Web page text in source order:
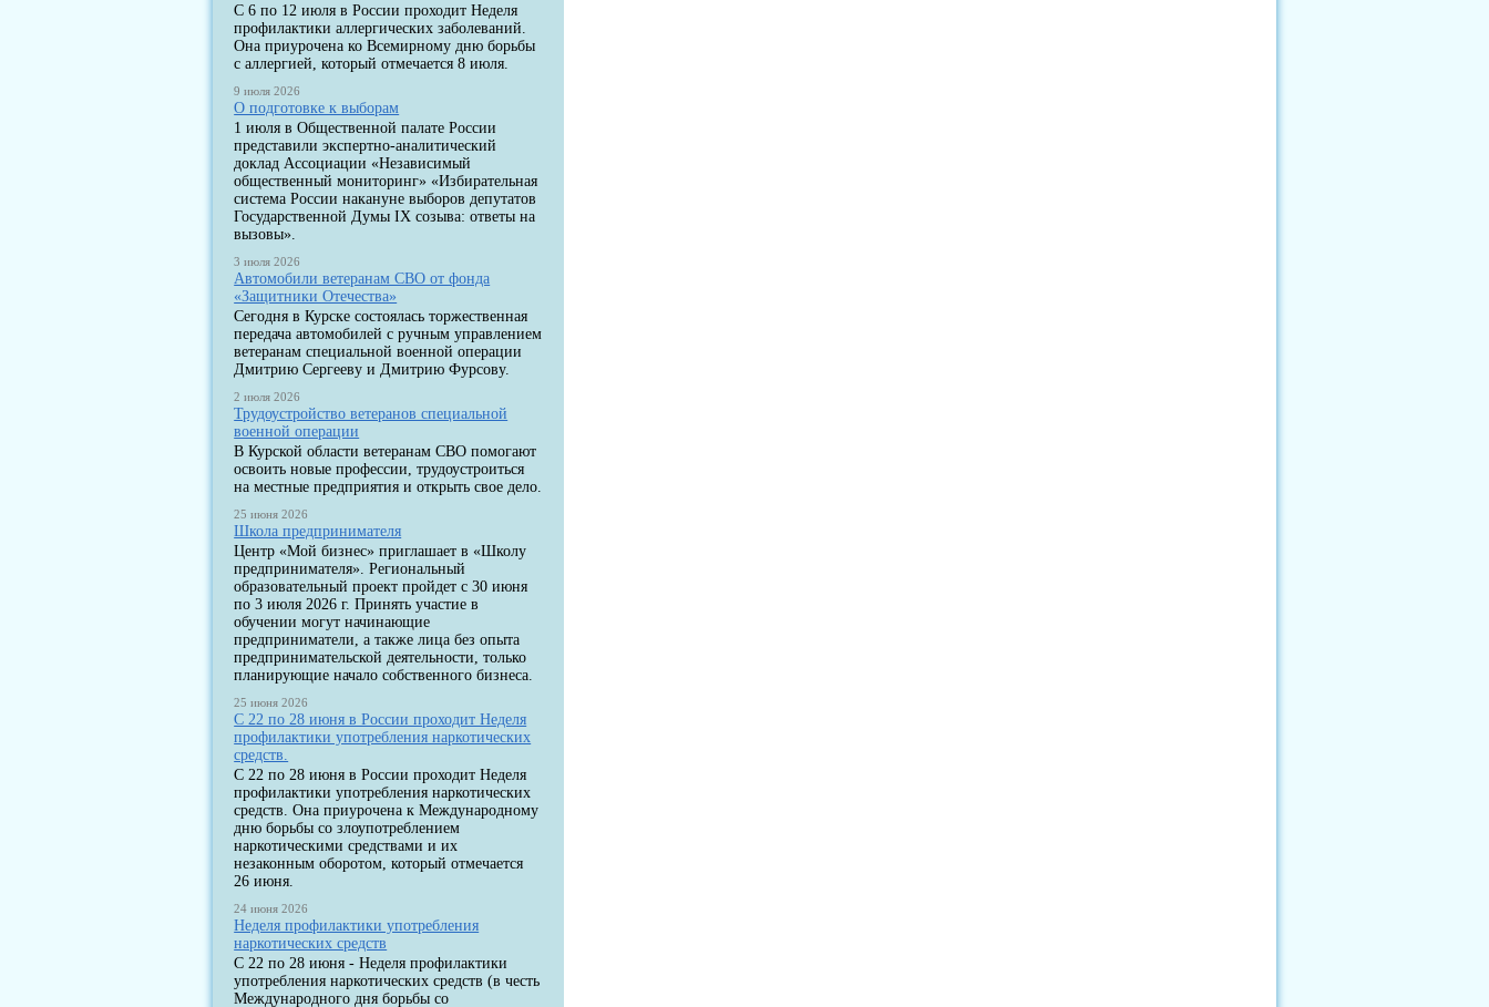
С 6 по 12 июля в России проходит Неделя
профилактики аллергических заболеваний.
Она приурочена ко Всемирному дню борьбы
с аллергией, который отмечается 8 июля.
9 июля 2026
О подготовке к выборам
1 июля в Общественной палате России
представили экспертно-аналитический
доклад Ассоциации «Независимый
общественный мониторинг» «Избирательная
система России накануне выборов депутатов
Государственной Думы IX созыва: ответы на
вызовы».
3 июля 2026
Автомобили ветеранам СВО от фонда
«Защитники Отечества»
Сегодня в Курске состоялась торжественная
передача автомобилей с ручным управлением
ветеранам специальной военной операции
Дмитрию Сергееву и Дмитрию Фурсову.
2 июля 2026
Трудоустройство ветеранов специальной
военной операции
В Курской области ветеранам СВО помогают
освоить новые профессии, трудоустроиться
на местные предприятия и открыть свое дело.
25 июня 2026
Школа предпринимателя
Центр «Мой бизнес» приглашает в «Школу
предпринимателя». Региональный
образовательный проект пройдет с 30 июня
по 3 июля 2026 г. Принять участие в
обучении могут начинающие
предприниматели, а также лица без опыта
предпринимательской деятельности, только
планирующие начало собственного бизнеса.
25 июня 2026
С 22 по 28 июня в России проходит Неделя
профилактики употребления наркотических
средств.
С 22 по 28 июня в России проходит Неделя
профилактики употребления наркотических
средств. Она приурочена к Международному
дню борьбы со злоупотреблением
наркотическими средствами и их
незаконным оборотом, который отмечается
26 июня.
24 июня 2026
Неделя профилактики употребления
наркотических средств
С 22 по 28 июня - Неделя профилактики
употребления наркотических средств (в честь
Международного дня борьбы со